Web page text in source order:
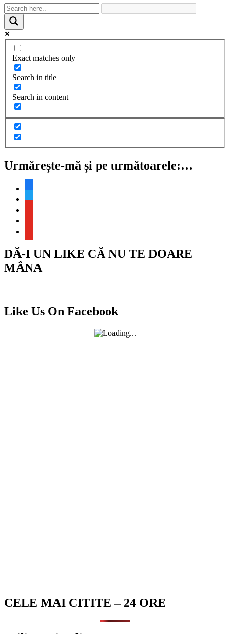
Exact matches only
Search in title
Search in content
Urmărește-mă și pe următoarele:…
DĂ-I UN LIKE CĂ NU TE DOARE
MÂNA
Like Us On Facebook
CELE MAI CITITE – 24 ORE